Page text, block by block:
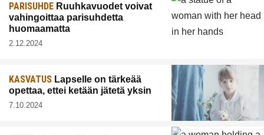
PARISUHDE Ruuhkavuodet voivat
vahingoittaa parisuhdetta
huomaamatta
2.12.2024
KASVATUS Lapselle on tärkeää
opettaa, ettei ketään jätetä yksin
7.10.2024